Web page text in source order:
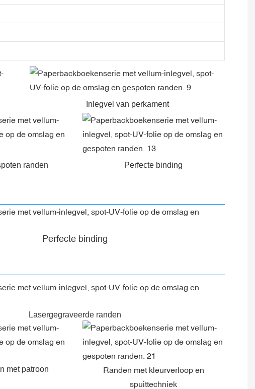
Inlegvel van perkament
randen Perfecte binding
Perfecte binding
Lasergegraveerde randen
met patroon
Randen met kleurverloop en
spuittechniek